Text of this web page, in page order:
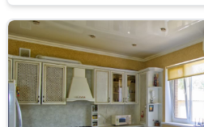
санузел в керамограните • вся
сплит-системы, газ,
Коммуникации: • газовое отопление
м • септик 15 м³ • электричество 15
двор в брусчатке • откатные ворота
отдыха • сад с розами Тихая
магазины, рынок, аптеки, остановки,
площадки. Школа и школьный